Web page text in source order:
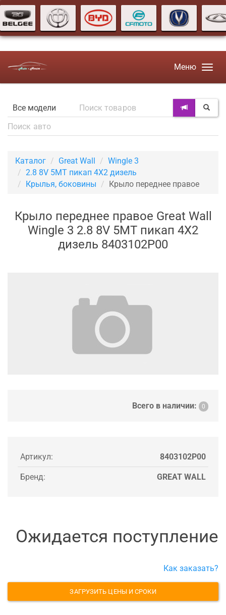
Меню
Каталог Great Wall
Wingle 3
2.8 8V 5MT пикап 4X2 дизель
Крылья, боковины
Крыло переднее правое
Крыло переднее правое Great Wall
Wingle 3 2.8 8V 5MT пикап 4X2
дизель 8403102P00
Всего в наличии: 0
Артикул: 8403102P00
Бренд: GREAT WALL
Ожидается поступление
Как заказать?
ЗАГРУЗИТЬ ЦЕНЫ И СРОКИ